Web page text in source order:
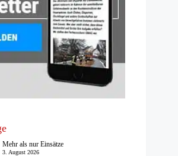
Mehr als nur Einsätze
3. August 2026